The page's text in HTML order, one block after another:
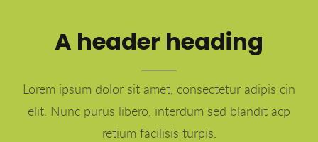
A header heading
Lorem ipsum dolor sit amet, consectetur adipis cin
elit. Nunc purus libero, interdum sed blandit acp
retium facilisis turpis.